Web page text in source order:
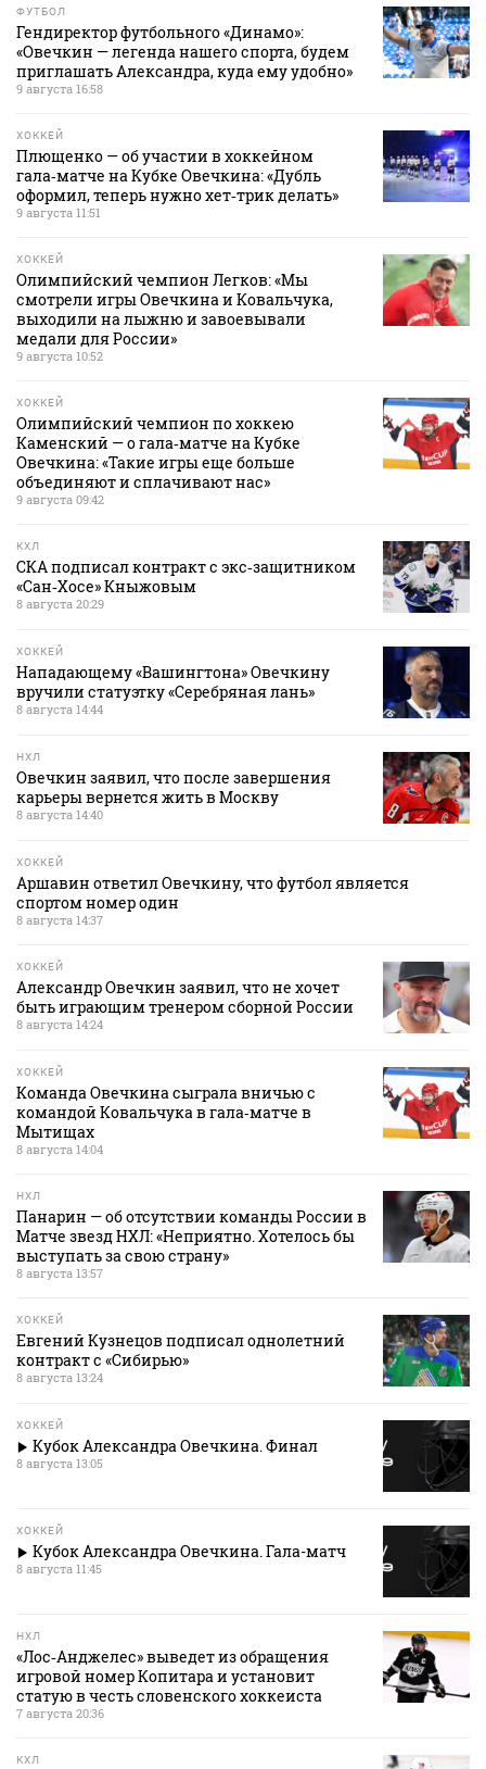
ФУТБОЛ
Гендиректор футбольного «Динамо»:
«Овечкин — легенда нашего спорта, будем
приглашать Александра, куда ему удобно»
9 августа 16:58
ХОККЕЙ
Плющенко — об участии в хоккейном
гала‑матче на Кубке Овечкина: «Дубль
оформил, теперь нужно хет‑трик делать»
9 августа 11:51
ХОККЕЙ
Олимпийский чемпион Легков: «Мы
смотрели игры Овечкина и Ковальчука,
выходили на лыжню и завоевывали
медали для России»
9 августа 10:52
ХОККЕЙ
Олимпийский чемпион по хоккею
Каменский — о гала‑матче на Кубке
Овечкина: «Такие игры еще больше
объединяют и сплачивают нас»
9 августа 09:42
КХЛ
СКА подписал контракт с экс‑защитником
«Сан‑Хосе» Кныжовым
8 августа 20:29
ХОККЕЙ
Нападающему «Вашингтона» Овечкину
вручили статуэтку «Серебряная лань»
8 августа 14:44
НХЛ
Овечкин заявил, что после завершения
карьеры вернется жить в Москву
8 августа 14:40
ХОККЕЙ
Аршавин ответил Овечкину, что футбол является
спортом номер один
8 августа 14:37
ХОККЕЙ
Александр Овечкин заявил, что не хочет
быть играющим тренером сборной России
8 августа 14:24
ХОККЕЙ
Команда Овечкина сыграла вничью с
командой Ковальчука в гала‑матче в
Мытищах
8 августа 14:04
НХЛ
Панарин — об отсутствии команды России в
Матче звезд НХЛ: «Неприятно. Хотелось бы
выступать за свою страну»
8 августа 13:57
ХОККЕЙ
Евгений Кузнецов подписал однолетний
контракт с «Сибирью»
8 августа 13:24
ХОККЕЙ
Кубок Александра Овечкина. Финал
8 августа 13:05
ХОККЕЙ
Кубок Александра Овечкина. Гала-матч
8 августа 11:45
НХЛ
«Лос‑Анджелес» выведет из обращения
игровой номер Копитара и установит
статую в честь словенского хоккеиста
7 августа 20:36
КХЛ